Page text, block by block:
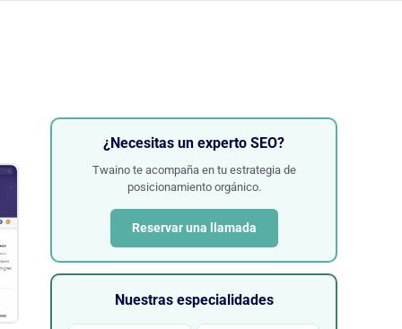
¿Necesitas un experto SEO?
Twaino te acompaña en tu estrategia de
posicionamiento orgánico.
Reservar una llamada
Nuestras especialidades